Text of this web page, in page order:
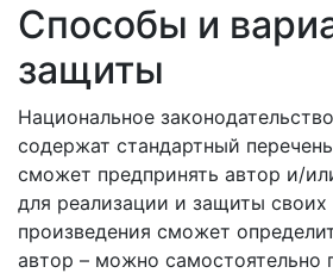
Способы и
защиты
Национальное
содержат стандартный
сможет предпринять автор и/
для реализации и защиты своих
произведения сможет
автор – можно самостоятельно